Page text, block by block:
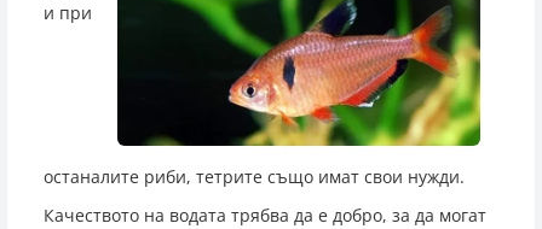
и при
останалите риби, тетрите също имат свои нужди.
Качеството на водата трябва да е добро, за да могат
Харацини